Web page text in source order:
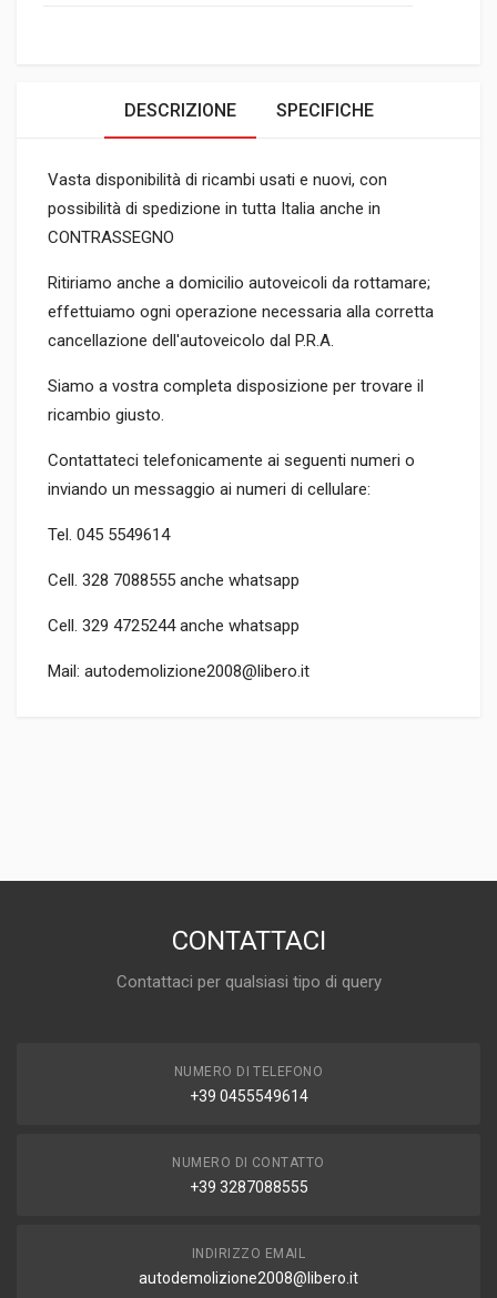
DESCRIZIONE SPECIFICHE
Vasta disponibilità di ricambi usati e nuovi, con
possibilità di spedizione in tutta Italia anche in
CONTRASSEGNO
Ritiriamo anche a domicilio autoveicoli da rottamare;
effettuiamo ogni operazione necessaria alla corretta
cancellazione dell'autoveicolo dal P.R.A.
Siamo a vostra completa disposizione per trovare il
ricambio giusto.
Contattateci telefonicamente ai seguenti numeri o
inviando un messaggio ai numeri di cellulare:
Tel. 045 5549614
Cell. 328 7088555 anche whatsapp
Cell. 329 4725244 anche whatsapp
Mail: autodemolizione2008@libero.it
IN MAGAZZINO (1 DISPONIBILE/I)
VOLKSWAGEN Lupo 1° Serie
CONTATTACI
Contattaci per qualsiasi tipo di query
NUMERO DI TELEFONO
+39 0455549614
NUMERO DI CONTATTO
+39 3287088555
INDIRIZZO EMAIL
autodemolizione2008@libero.it